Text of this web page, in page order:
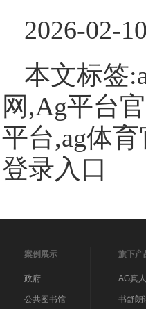
2026-02-
本文标签
网,Ag平台
平台,ag体
登录入口
案例展示
政府
公共图书馆
旗下产
AG真
书舒朗